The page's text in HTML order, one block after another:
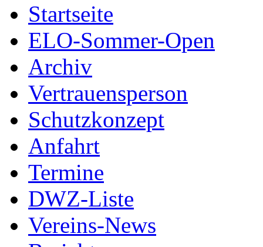
Startseite
ELO-Sommer-Open
Archiv
Vertrauensperson
Schutzkonzept
Anfahrt
Termine
DWZ-Liste
Vereins-News